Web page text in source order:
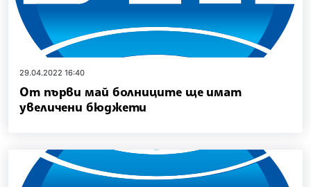
29.04.2022 16:40
От първи май болниците ще имат
увеличени бюджети